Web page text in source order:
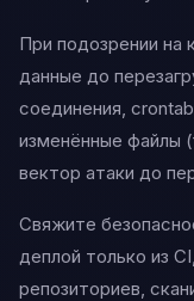
При подозрении на
данные до
соединения,
изменённые файлы
вектор атаки до
Свяжите
деплой только из
репозиториев,